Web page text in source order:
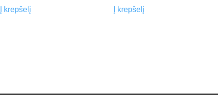
Į krepšelį Į krepšelį